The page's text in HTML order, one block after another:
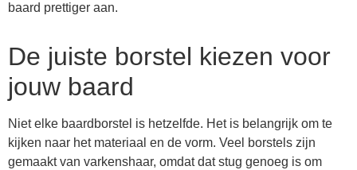
baard prettiger aan.
De juiste borstel kiezen voor
jouw baard
Niet elke baardborstel is hetzelfde. Het is belangrijk om te
kijken naar het materiaal en de vorm. Veel borstels zijn
gemaakt van varkenshaar, omdat dat stug genoeg is om